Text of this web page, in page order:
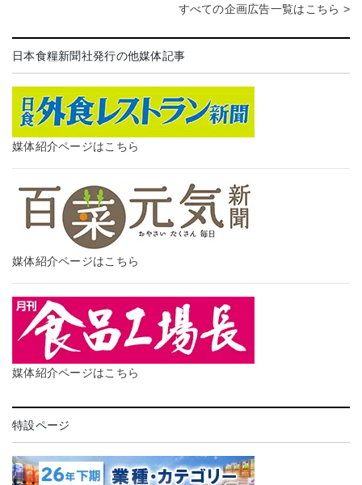
すべての企画広告一覧はこちら >
日本食糧新聞社発行の他媒体記事
媒体紹介ページはこちら
媒体紹介ページはこちら
媒体紹介ページはこちら
特設ページ